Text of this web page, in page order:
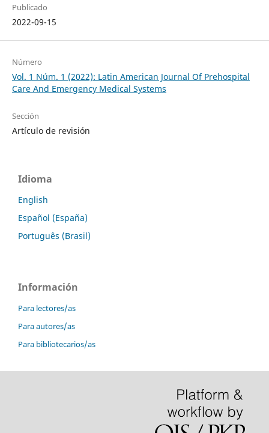
Publicado
2022-09-15
Número
Vol. 1 Núm. 1 (2022): Latin American Journal Of Prehospital
Care And Emergency Medical Systems
Sección
Artículo de revisión
Idioma
English
Español (España)
Português (Brasil)
Información
Para lectores/as
Para autores/as
Para bibliotecarios/as